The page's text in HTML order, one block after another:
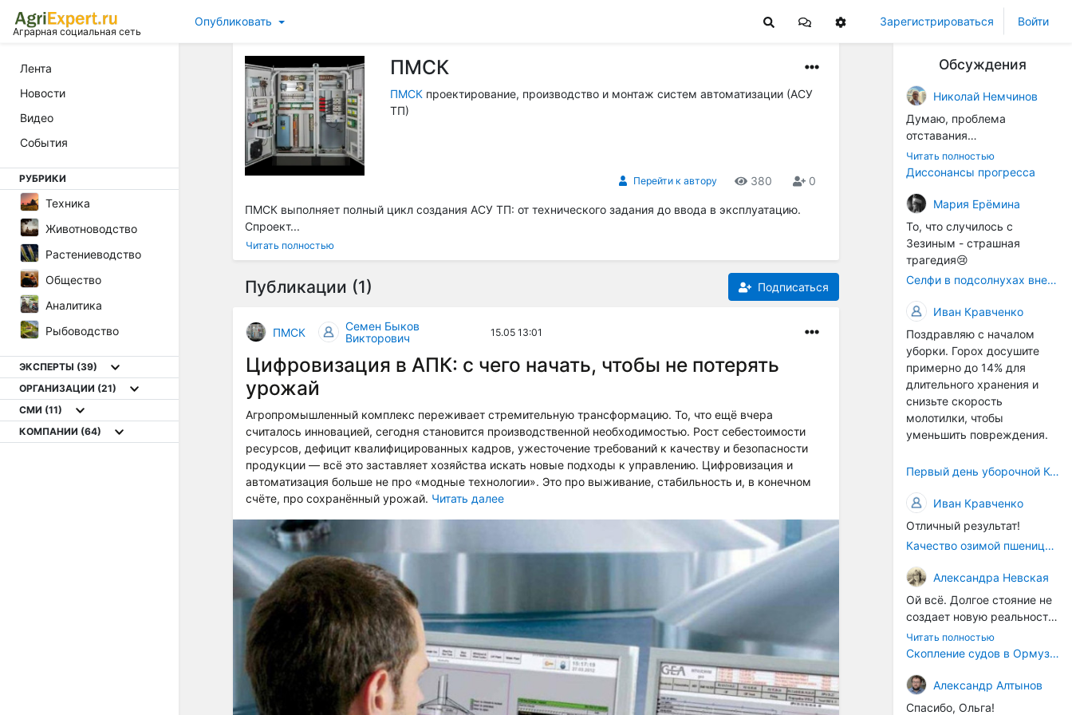
Аграрная социальная сеть
Опубликовать Зарегистрироваться Войти
Лента
Новости
Видео
События
РУБРИКИ
Техника
Животноводство
Растениеводство
Общество
Аналитика
Рыбоводство
ЭКСПЕРТЫ (39)
ОРГАНИЗАЦИИ (21)
СМИ (11)
КОМПАНИИ (64)
ПМСК
ПМСК проектирование, производство и монтаж систем автоматизации (АСУ
ТП)
Перейти к автору 380 0
ПМСК выполняет полный цикл создания АСУ ТП: от технического задания до ввода в эксплуатацию.
Спроект...
Читать полностью
Публикации (1) Подписаться
ПМСК
Семен Быков
Викторович
15.05 13:01
Цифровизация в АПК: с чего начать, чтобы не потерять
урожай
Агропромышленный комплекс переживает стремительную трансформацию. То, что ещё вчера
считалось инновацией, сегодня становится производственной необходимостью. Рост себестоимости
ресурсов, дефицит квалифицированных кадров, ужесточение требований к качеству и безопасности
продукции — всё это заставляет хозяйства искать новые подходы к управлению. Цифровизация и
автоматизация больше не про «модные технологии». Это про выживание, стабильность и, в конечном
счёте, про сохранённый урожай. Читать далее
Обсуждения
Николай Немчинов
Думаю, проблема
отставания
технологичности
оборудования в
окажется связана с
кадрами. Их надо будет
все больше, чтобы
затыкать
образовывающиеся
технологические дыры. И
это в рамках
существующих реалий для
людей принимающих
решения как раз хорошо,
само село окажется при
деле, да и количество
задействованных в
сельхозпоризводстве
кадров таким образом
Читать полностью
Диссонансы прогресса
Мария Ерёмина
То, что случилось с
Зезиным - страшная
трагедия😢
Селфи в подсолнухах вне закона: За проникновение на сельхозземли без разрешения хотят штрафовать
Иван Кравченко
Поздравляю с началом
уборки. Горох досушите
примерно до 14% для
длительного хранения и
снизьте скорость
молотилки, чтобы
уменьшить повреждения.
Первый день уборочной Компании 2026🫡Считаю открытым.
Иван Кравченко
Отличный результат!
Качество озимой пшеницы 2026 год
Александра Невская
Ой всё. Долгое стояние не
создает новую реальность.
Морские организмы всегда
накапливаются на судах.
на чистку от тех самых
организмов. И год за
Читать полностью
Скопление судов в Ормузском проливе грозит катастрофическим распространением инвазивных видов
Александр Алтынов
Спасибо, Ольга!